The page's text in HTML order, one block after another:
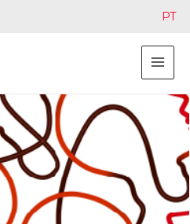
PT